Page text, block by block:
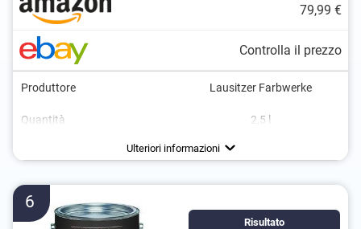
79,99 €
Controlla il prezzo
Produttore Lausitzer Farbwerke
Quantità
2,5 l
Grigio/Argento
Beige
Ulteriori informazioni
6
Risultato